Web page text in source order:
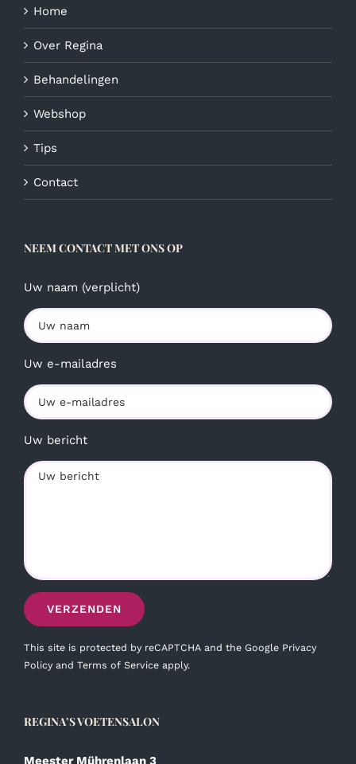
Home
Over Regina
Behandelingen
Webshop
Tips
Contact
NEEM CONTACT MET ONS OP
Uw naam (verplicht)
Uw e-mailadres
Uw bericht
This site is protected by reCAPTCHA and the Google Privacy
Policy and Terms of Service apply.
REGINA’S VOETENSALON
Meester Mührenlaan 3